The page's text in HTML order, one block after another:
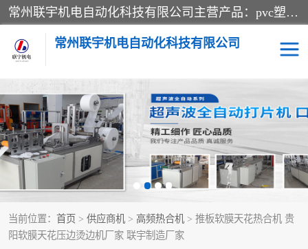
常州联宇机电自动化科技有限公司主营产品：pvc塑料焊机、高频热合机、软膜天花压边机、服装布料凹凸压花机、布料3d压印设备、服装植胶设备、超声波布料花边机、无纺布热合机、全自动压花机。
常州联宇机电自动化科技有限公司
当前位置： 首页 > 供应商机 > 高频热合机 > 推板软膜天花热合机 贵
阳软膜天花压边烫边机厂家 联宇制造厂家
压花定型机以及压花模具 超声波热合机
高频热合机 超声波花边机
超声波复合压花机 凹凸压花机压标机
3040凹凸压花机 双头服装凹凸压花机